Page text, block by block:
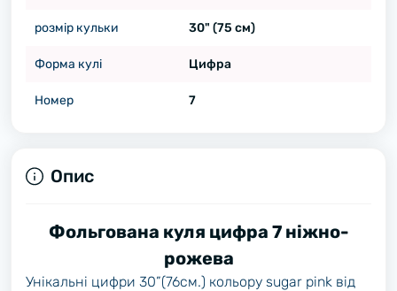
розмір кульки 30" (75 см)
Форма кулі Цифра
Номер 7
Опис
Фольгована куля цифра 7 ніжно-
рожева
Унікальні цифри 30”(76см.) кольору sugar pink від